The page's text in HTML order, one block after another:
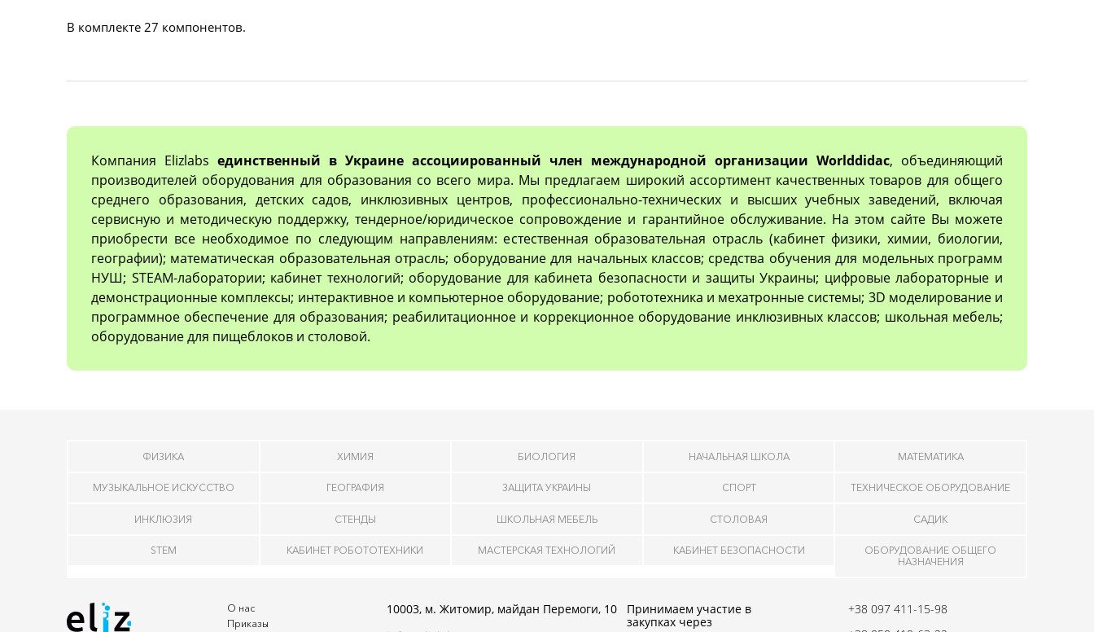
В комплекте 27 компонентов.
Компания Elizlabs единственный в Украине ассоциированный член международной организации Worlddidac, объединяющий
производителей оборудования для образования со всего мира. Мы предлагаем широкий ассортимент качественных товаров для общего
среднего образования, детских садов, инклюзивных центров, профессионально-технических и высших учебных заведений, включая
сервисную и методическую поддержку, тендерное/юридическое сопровождение и гарантийное обслуживание. На этом сайте Вы можете
приобрести все необходимое по следующим направлениям: естественная образовательная отрасль (кабинет физики, химии, биологии,
географии); математическая образовательная отрасль; оборудование для начальных классов; средства обучения для модельных программ
НУШ; STEAM-лаборатории; кабинет технологий; оборудование для кабинета безопасности и защиты Украины; цифровые лабораторные и
демонстрационные комплексы; интерактивное и компьютерное оборудование; робототехника и мехатронные системы; 3D моделирование и
программное обеспечение для образования; реабилитационное и коррекционное оборудование инклюзивных классов; школьная мебель;
оборудование для пищеблоков и столовой.
ФИЗИКА ХИМИЯ БИОЛОГИЯ НАЧАЛЬНАЯ ШКОЛА МАТЕМАТИКА
МУЗЫКАЛЬНОЕ ИСКУССТВО ГЕОГРАФИЯ ЗАЩИТА УКРАИНЫ СПОРТ ТЕХНИЧЕСКОЕ ОБОРУДОВАНИЕ
ИНКЛЮЗИЯ СТЕНДЫ ШКОЛЬНАЯ МЕБЕЛЬ СТОЛОВАЯ САДИК
STEM КАБИНЕТ РОБОТОТЕХНИКИ МАСТЕРСКАЯ ТЕХНОЛОГИЙ КАБИНЕТ БЕЗОПАСНОСТИ
ОБОРУДОВАНИЕ ОБЩЕГО
НАЗНАЧЕНИЯ
О нас
Приказы
10003, м. Житомир, майдан Перемоги, 10
Принимаем участие в
закупках через
+38 097 411-15-98